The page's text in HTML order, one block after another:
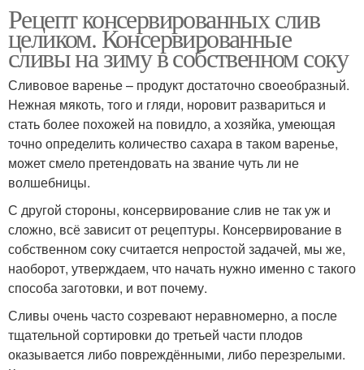
Рецепт консервированных слив
целиком. Консервированные
сливы на зиму в собственном соку
Сливовое варенье – продукт достаточно своеобразный.
Нежная мякоть, того и гляди, норовит развариться и
стать более похожей на повидло, а хозяйка, умеющая
точно определить количество сахара в таком варенье,
может смело претендовать на звание чуть ли не
волшебницы.
С другой стороны, консервирование слив не так уж и
сложно, всё зависит от рецептуры. Консервирование в
собственном соку считается непростой задачей, мы же,
наоборот, утверждаем, что начать нужно именно с такого
способа заготовки, и вот почему.
Сливы очень часто созревают неравномерно, а после
тщательной сортировки до третьей части плодов
оказывается либо повреждёнными, либо перезрелыми.